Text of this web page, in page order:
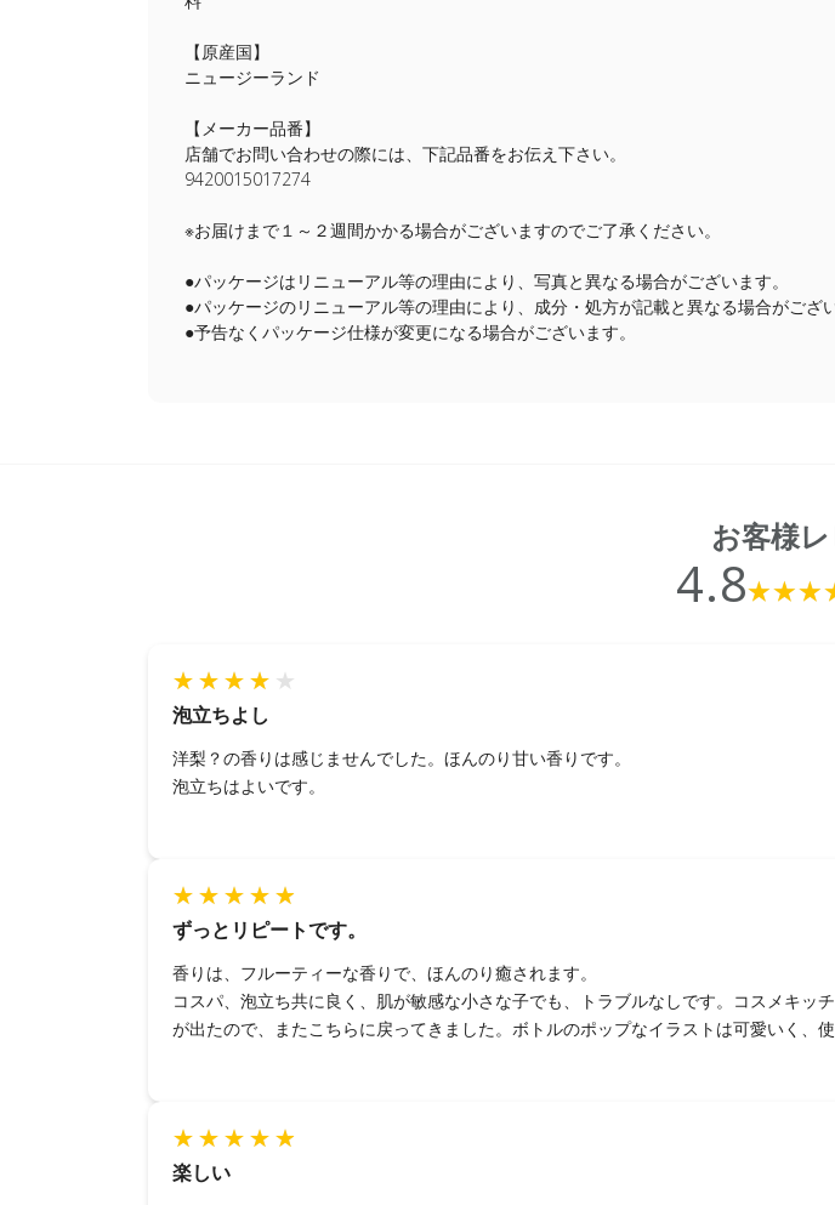
【原産国】
ニュージーランド
【メーカー品番】
店舗でお問い合わせの際には、下記品番をお伝え下さい。
9420015017274
※お届けまで１～２週間かかる場合がございますのでご了承ください。
●パッケージはリニューアル等の理由により、写真と異なる場合がございます。
●パッケージのリニューアル等の理由により、成分・処方が記載と異なる場合がござい
●予告なくパッケージ仕様が変更になる場合がございます。
お客様
4.8
泡立ちよし
洋梨？の香りは感じませんでした。ほんのり甘い香りです。
泡立ちはよいです。
ずっとリピートです。
香りは、フルーティーな香りで、ほんのり癒されます。
コスパ、泡立ち共に良く、肌が敏感な小さな子でも、トラブルなしです。コスメキ
が出たので、またこちらに戻ってきました。ボトルのポップなイラストは可愛いく、
楽しい